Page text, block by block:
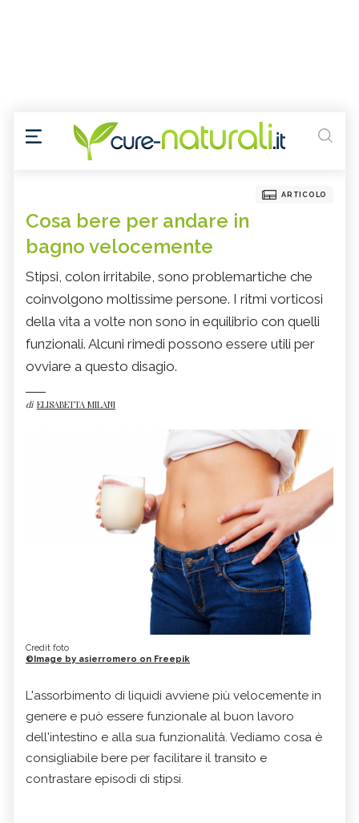
ARTICOLO
Cosa bere per andare in
bagno velocemente
Stipsi, colon irritabile, sono problemartiche che
coinvolgono moltissime persone. I ritmi vorticosi
della vita a volte non sono in equilibrio con quelli
funzionali. Alcuni rimedi possono essere utili per
ovviare a questo disagio.
di ELISABETTA MILANI
Credit foto
©Image by asierromero on Freepik
L'assorbimento di liquidi avviene più velocemente in
genere e può essere funzionale al buon lavoro
dell'intestino e alla sua funzionalità. Vediamo cosa è
consigliabile bere per facilitare il transito e
contrastare episodi di stipsi.​​​​​​